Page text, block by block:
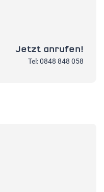
Jetzt anrufen!
Tel: 0848 848 058